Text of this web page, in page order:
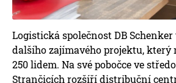
Logistická společnost DB
dalšího zajímavého projektu, který
250 lidem. Na své pobočce ve
Strančicích rozšíří distribuční